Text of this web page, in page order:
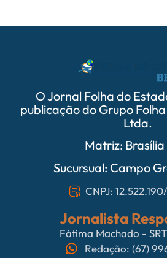
O Jornal Folha do
publicação do Grupo
Ltda.
Matriz: Brasília
Sucursual: Campo
CNPJ:
Jornalista
Fátima Machado -
Redação: (67)